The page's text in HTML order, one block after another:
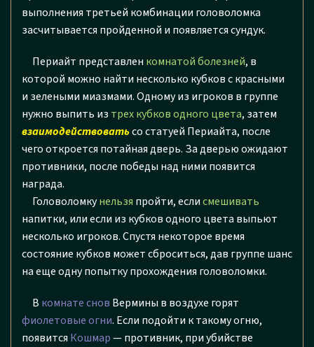
выполнения третьей комбинации головоломка
засчитывается пройденной и появляется сундук.
Периайт представлен комнатой болезней, в
которой можно найти несколько кубков с красными
и зелеными миазмами. Одному из игроков в группе
нужно выпить из трех кубков одного цвета, затем
взаимодействоватьсо статуей Периайта, после
чего откроется потайная дверь. За дверью ожидают
противники, после победы над ними появится
награда.
Головоломкунельзя пройти, еслисмешивать
напитки, или если из кубков одного цвета выпьют
несколько игроков. Спустя некоторое время
состояние кубков может сброситься, дав группе шанс
на еще одну попытку прохождения головоломки.
В комнате снов Вермины в воздухе горят
фиолетовые огни. Если подойти к такому огню,
появится Кошмар— противник, при убийстве